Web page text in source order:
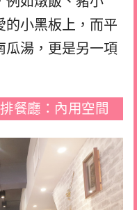
的小黑板上，而平
瓜湯，更是另一項
餐廳：內用空間